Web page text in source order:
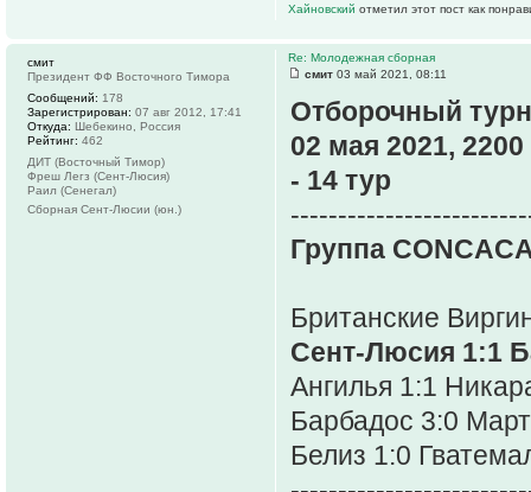
Хайновский отметил этот пост как
Re: Молодежная сборная
смит 03 май 2021, 08:11
Отборочный
02 мая 2021,
- 14 тур
Группа
Британские
Сент-Люсия 1:1
Ангилья 1:1
Барбадос 3:0
Белиз 1:0
смит
Президент ФФ Восточного Тимора
Сообщений: 178
Зарегистрирован: 07 авг 2012, 17:41
Откуда: Шебекино, Россия
Рейтинг: 462
ДИТ (Восточный Тимор)
Фреш Легз (Сент-Люсия)
Раил (Сенегал)
Сборная Сент-Люсии (юн.)